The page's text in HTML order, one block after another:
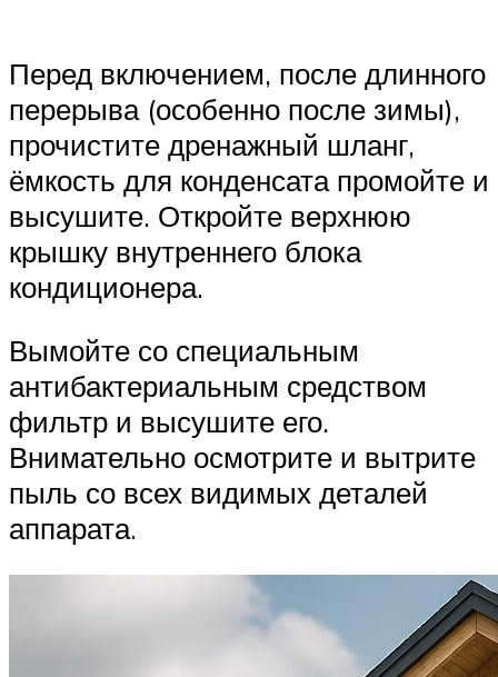
Перед включением, после длинного
перерыва (особенно после зимы),
прочистите дренажный шланг,
ёмкость для конденсата промойте и
высушите. Откройте верхнюю
крышку внутреннего блока
кондиционера.
Вымойте со специальным
антибактериальным средством
фильтр и высушите его.
Внимательно осмотрите и вытрите
пыль со всех видимых деталей
аппарата.